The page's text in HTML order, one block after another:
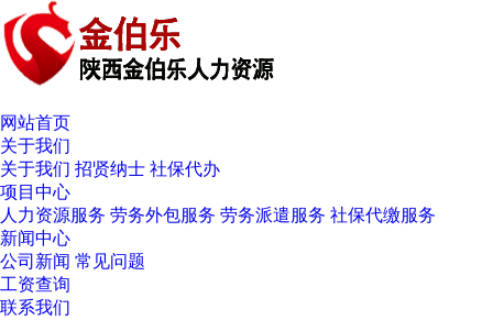
网站首页
关于我们
关于我们 招贤纳士 社保代办
项目中心
人力资源服务 劳务外包服务 劳务派遣服务 社保代缴服务
新闻中心
公司新闻 常见问题
工资查询
联系我们